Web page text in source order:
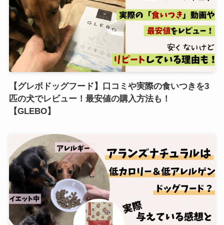
【グレボドッグフード】口コミや実際の食いつきを3
匹の犬でレビュー！最安値の購入方法も！
【GLEBO】